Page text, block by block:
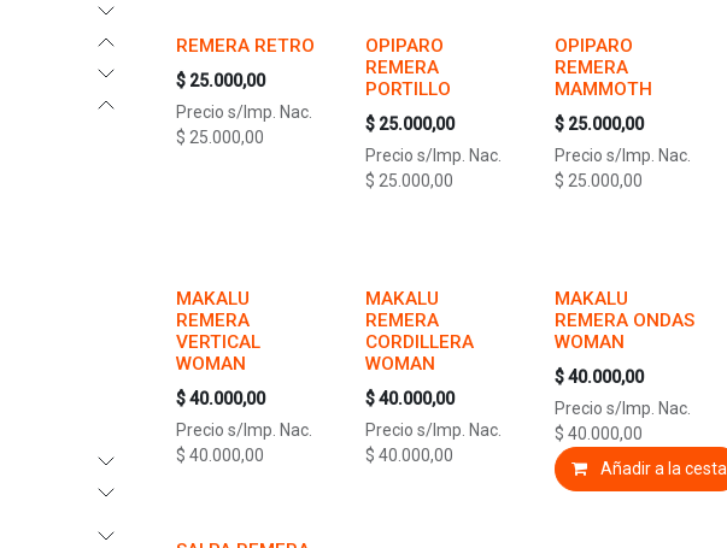
REMERA RETRO
$ 25.000,00
Precio s/Imp. Nac.
$ 25.000,00
OPIPARO
REMERA
PORTILLO
$ 25.000,00
Precio s/Imp. Nac.
$ 25.000,00
OPIPARO
REMERA
MAMMOTH
$ 25.000,00
Precio s/Imp. Nac.
$ 25.000,00
MAKALU
REMERA
VERTICAL
WOMAN
$40.000,00
Precio s/Imp. Nac.
$ 40.000,00
MAKALU
REMERA
CORDILLERA
WOMAN
$40.000,00
Precio s/Imp. Nac.
$ 40.000,00
MAKALU
REMERA ONDAS
WOMAN
$40.000,00
Precio s/Imp. Nac.
$ 40.000,00
Añadir a la cesta